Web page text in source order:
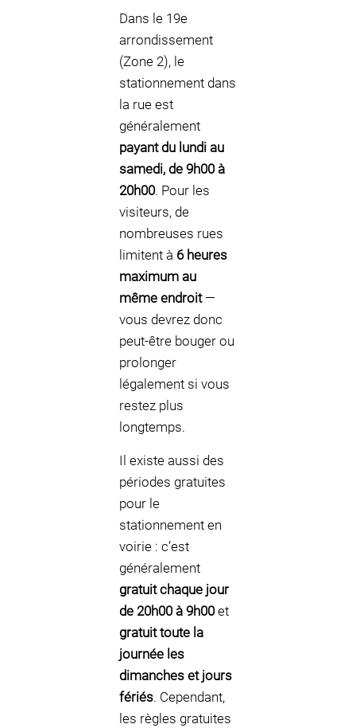
Dans le 19e
arrondissement
(Zone 2), le
stationnement dans
la rue est
généralement
payant du lundi au
samedi, de 9h00 à
20h00. Pour les
visiteurs, de
nombreuses rues
limitent à 6 heures
maximum au
même endroit—
vous devrez donc
peut-être bouger ou
prolonger
légalement si vous
restez plus
longtemps.
Il existe aussi des
périodes gratuites
pour le
stationnement en
voirie : c’est
généralement
gratuit chaque jour
de 20h00 à 9h00et
gratuit toute la
journée les
dimanches et jours
fériés. Cependant,
les règles gratuites